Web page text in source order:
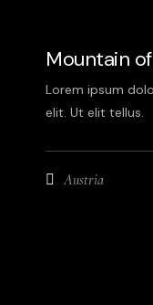
Mountain
Lorem ipsum
elit. Ut elit tellus.
Austria